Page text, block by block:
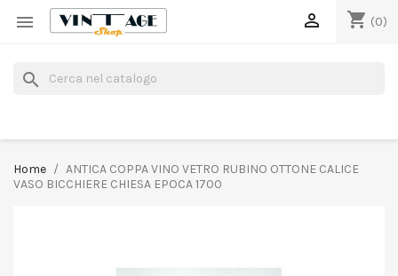
 shopping_cart (0)

search
Home
ANTICA COPPA VINO VETRO RUBINO OTTONE CALICE
VASO BICCHIERE CHIESA EPOCA 1700